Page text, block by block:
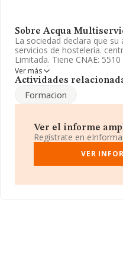
Sobre Acqua
La sociedad declara que
servicios de hostelería.
Limitada. Tiene CNAE:
actividad en mercados
La sociedad española
En base a la información
en el ámbito nacional
ventas entre todas las
información sobre Madrid,
relativa al ámbito de la
Ver más
Actividades
Formacion
Ver el informe
Regístrate en
VER